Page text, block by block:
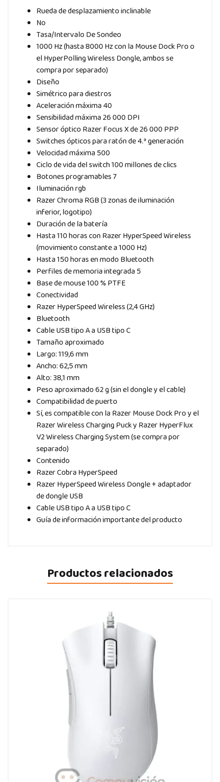
Rueda de desplazamiento inclinable
No
Tasa/Intervalo De Sondeo
1000 Hz (hasta 8000 Hz con la Mouse Dock Pro o
el HyperPolling Wireless Dongle, ambos se
compra por separado)
Diseño
Simétrico para diestros
Aceleración máxima 40
Sensibilidad máxima 26 000 DPI
Sensor óptico Razer Focus X de 26 000 PPP
Switches ópticos para ratón de 4.ª generación
Velocidad máxima 500
Ciclo de vida del switch 100 millones de clics
Botones programables 7
Iluminación rgb
Razer Chroma RGB (3 zonas de iluminación
inferior, logotipo)
Duración de la batería
Hasta 110 horas con Razer HyperSpeed Wireless
(movimiento constante a 1000 Hz)
Hasta 150 horas en modo Bluetooth
Perfiles de memoria integrada 5
Base de mouse 100 % PTFE
Conectividad
Razer HyperSpeed Wireless (2,4 GHz)
Bluetooth
Cable USB tipo A a USB tipo C
Tamaño aproximado
Largo: 119,6 mm
Ancho: 62,5 mm
Alto: 38,1 mm
Peso aproximado 62 g (sin el dongle y el cable)
Compatibilidad de puerto
Sí, es compatible con la Razer Mouse Dock Pro y el
Razer Wireless Charging Puck y Razer HyperFlux
V2 Wireless Charging System (se compra por
separado)
Contenido
Razer Cobra HyperSpeed
Razer HyperSpeed Wireless Dongle + adaptador
de dongle USB
Cable USB tipo A a USB tipo C
Guía de información importante del producto
Productos relacionados